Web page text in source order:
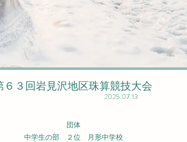
６３回岩見沢地区珠算競技大会
2025.07.13
団体
中学生の部 ２位 月形中学校